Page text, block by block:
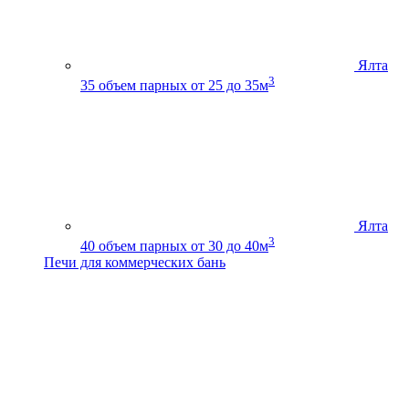
Ялта
35 объем парных от 25 до 35м3
Ялта
40 объем парных от 30 до 40м3
Печи для коммерческих бань